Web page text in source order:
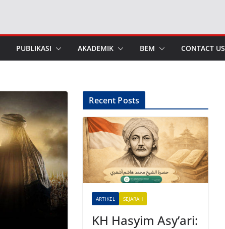
PUBLIKASI AKADEMIK BEM CONTACT US
Recent Posts
ARTIKEL SEJARAH
KH Hasyim Asy’ari: